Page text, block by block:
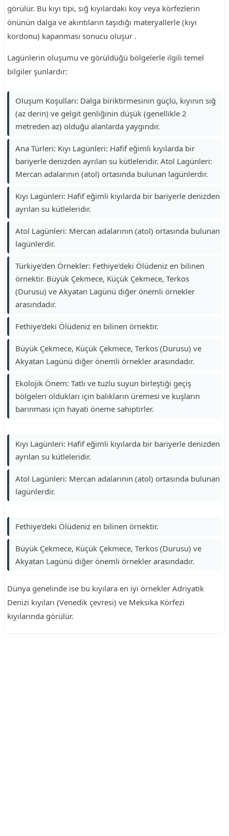
görülür. Bu kıyı tipi, sığ kıyılardaki koy veya körfezlerin
önünün dalga ve akıntıların taşıdığı materyallerle (kıyı
kordonu) kapanması sonucu oluşur .
Lagünlerin oluşumu ve görüldüğü bölgelerle ilgili temel
bilgiler şunlardır:
Oluşum Koşulları: Dalga biriktirmesinin güçlü, kıyının sığ
(az derin) ve gelgit genliğinin düşük (genellikle 2
metreden az) olduğu alanlarda yaygındır.
Ana Türleri: Kıyı Lagünleri: Hafif eğimli kıyılarda bir
bariyerle denizden ayrılan su kütleleridir. Atol Lagünleri:
Mercan adalarının (atol) ortasında bulunan lagünlerdir.
Kıyı Lagünleri: Hafif eğimli kıyılarda bir bariyerle denizden
ayrılan su kütleleridir.
Atol Lagünleri: Mercan adalarının (atol) ortasında bulunan
lagünlerdir.
Türkiye'den Örnekler: Fethiye'deki Ölüdeniz en bilinen
örnektir. Büyük Çekmece, Küçük Çekmece, Terkos
(Durusu) ve Akyatan Lagünü diğer önemli örnekler
arasındadır.
Fethiye'deki Ölüdeniz en bilinen örnektir.
Büyük Çekmece, Küçük Çekmece, Terkos (Durusu) ve
Akyatan Lagünü diğer önemli örnekler arasındadır.
Ekolojik Önem: Tatlı ve tuzlu suyun birleştiği geçiş
bölgeleri oldukları için balıkların üremesi ve kuşların
barınması için hayati öneme sahiptirler.
Kıyı Lagünleri: Hafif eğimli kıyılarda bir bariyerle denizden
ayrılan su kütleleridir.
Atol Lagünleri: Mercan adalarının (atol) ortasında bulunan
lagünlerdir.
Fethiye'deki Ölüdeniz en bilinen örnektir.
Büyük Çekmece, Küçük Çekmece, Terkos (Durusu) ve
Akyatan Lagünü diğer önemli örnekler arasındadır.
Dünya genelinde ise bu kıyılara en iyi örnekler Adriyatik
Denizi kıyıları (Venedik çevresi) ve Meksika Körfezi
kıyılarında görülür.